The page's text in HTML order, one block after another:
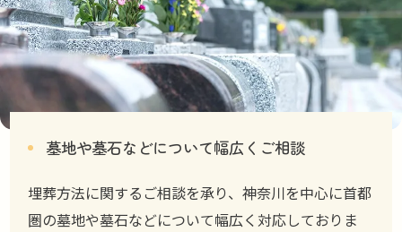
墓地や墓石などについて幅広くご相談
埋葬方法に関するご相談を承り、神奈川を中心に首都
圏の墓地や墓石などについて幅広く対応しておりま